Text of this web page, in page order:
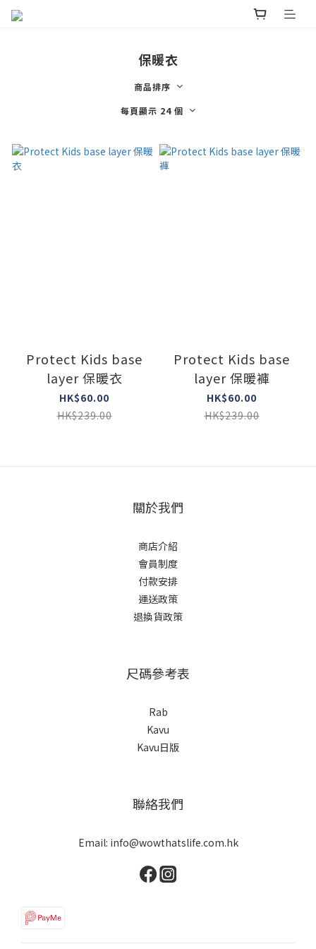
保暖衣
商品排序
每頁顯示 24 個
Protect Kids base
layer 保暖衣
HK$60.00
HK$239.00
Protect Kids base
layer 保暖褲
HK$60.00
HK$239.00
關於我們
商店介紹
會員制度
付款安排
運送政策
退換貨政策
尺碼參考表
Rab
Kavu
Kavu日版
聯絡我們
Email: info@wowthatslife.com.hk